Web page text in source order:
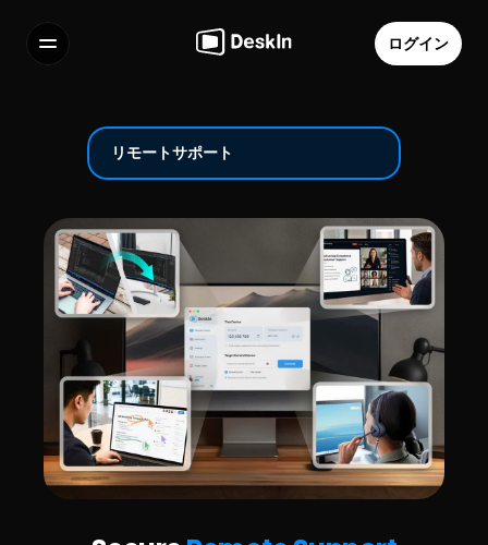
よくある質問
Select Language
利用規約
個人情報の取り扱いについて
ログイン
リモートサポート